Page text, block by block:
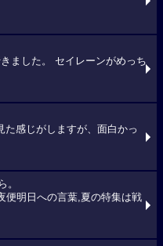
ました。 セイレーンがめっち
感じがしますが、面白かっ
。
便明日への言葉,夏の特集は戦